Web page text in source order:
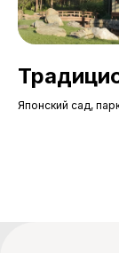
Японский сад,